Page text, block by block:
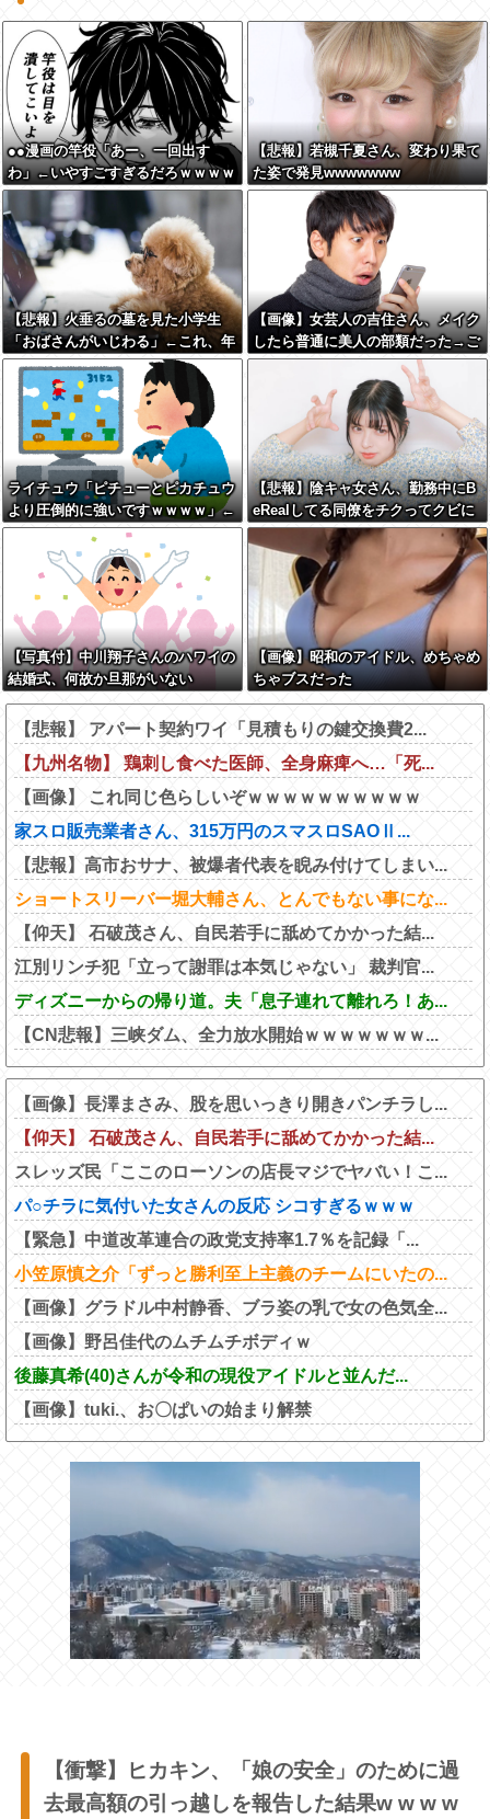
●●漫画の竿役「あー、一回出す
わ」←いやすごすぎるだろｗｗｗｗ
ｗｗ
【悲報】若槻千夏さん、変わり果て
た姿で発見wwwwwww
【悲報】火垂るの墓を見た小学生
「おばさんがいじわる」←これ、年
代とともに変わっていくよな…
【画像】女芸人の吉住さん、メイク
したら普通に美人の部類だった→ご
覧くださいw w w w w w w w
ライチュウ「ピチューとピカチュウ
より圧倒的に強いですｗｗｗｗ」←
こいつが不人気な理由
【悲報】陰キャ女さん、勤務中にB
eRealしてる同僚をチクってクビに
させたエピソードを大公開←これガ
チだと思う？？？？？
【写真付】中川翔子さんのハワイの
結婚式、何故か旦那がいない
【画像】昭和のアイドル、めちゃめ
ちゃブスだった
【悲報】 アパート契約ワイ「見積もりの鍵交換費2...
【九州名物】 鶏刺し食べた医師、全身麻痺へ…「死...
【画像】 これ同じ色らしいぞｗｗｗｗｗｗｗｗｗｗ
家スロ販売業者さん、315万円のスマスロSAOⅡ...
【悲報】高市おサナ、被爆者代表を睨み付けてしまい...
ショートスリーバー堀大輔さん、とんでもない事にな...
【仰天】 石破茂さん、自民若手に舐めてかかった結...
江別リンチ犯「立って謝罪は本気じゃない」 裁判官...
ディズニーからの帰り道。夫「息子連れて離れろ！あ...
【CN悲報】三峡ダム、全力放水開始ｗｗｗｗｗｗｗ...
【画像】長澤まさみ、股を思いっきり開きパンチラし...
【仰天】 石破茂さん、自民若手に舐めてかかった結...
スレッズ民「ここのローソンの店長マジでヤバい！こ...
パ○チラに気付いた女さんの反応 シコすぎるｗｗｗ
【緊急】中道改革連合の政党支持率1.7％を記録「...
小笠原慎之介「ずっと勝利至上主義のチームにいたの...
【画像】グラドル中村静香、ブラ姿の乳で女の色気全...
【画像】野呂佳代のムチムチボディｗ
後藤真希(40)さんが令和の現役アイドルと並んだ...
【画像】tuki.、お〇ぱいの始まり解禁
【衝撃】ヒカキン、「娘の安全」のために過
去最高額の引っ越しを報告した結果w w w w